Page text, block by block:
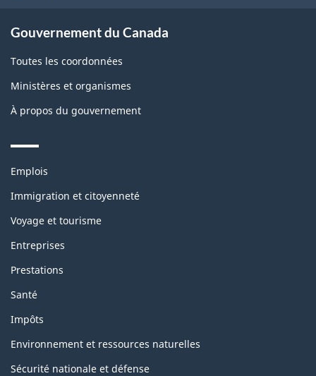
Gouvernement du Canada
Toutes les coordonnées
Ministères et organismes
À propos du gouvernement
Themes
topics
Emplois
Immigration et citoyenneté
Voyage et tourisme
Entreprises
Prestations
Santé
Impôts
Environnement et ressources naturelles
Sécurité nationale et défense